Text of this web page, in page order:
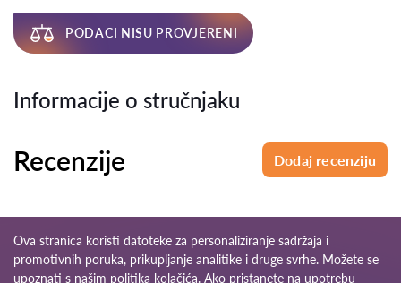
PODACI NISU PROVJERENI
Informacije o stručnjaku
Recenzije Dodaj recenziju
Ova stranica koristi datoteke za personaliziranje sadržaja i
promotivnih poruka, prikupljanje analitike i druge svrhe. Možete se
upoznati s našim politika kolačića. Ako pristanete na upotrebu